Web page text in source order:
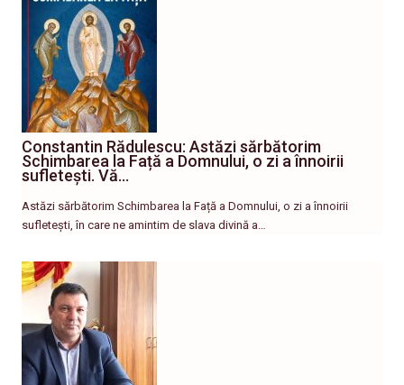
Constantin Rădulescu: Astăzi sărbătorim
Schimbarea la Față a Domnului, o zi a înnoirii
sufletești. Vă…
Astăzi sărbătorim Schimbarea la Față a Domnului, o zi a înnoirii
sufletești, în care ne amintim de slava divină a…